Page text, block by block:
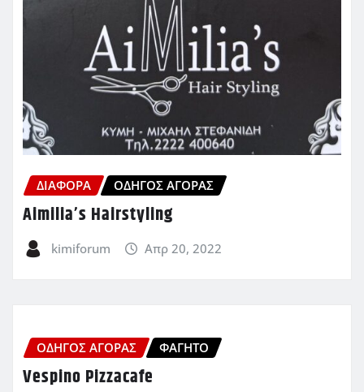
ΔΙΆΦΟΡΑ ΟΔΗΓΌΣ ΑΓΟΡΆΣ
Aimilia’s Hairstyling
kimiforum Απρ 20, 2022
ΟΔΗΓΌΣ ΑΓΟΡΆΣ ΦΑΓΗΤΌ
Vespino Pizzacafe